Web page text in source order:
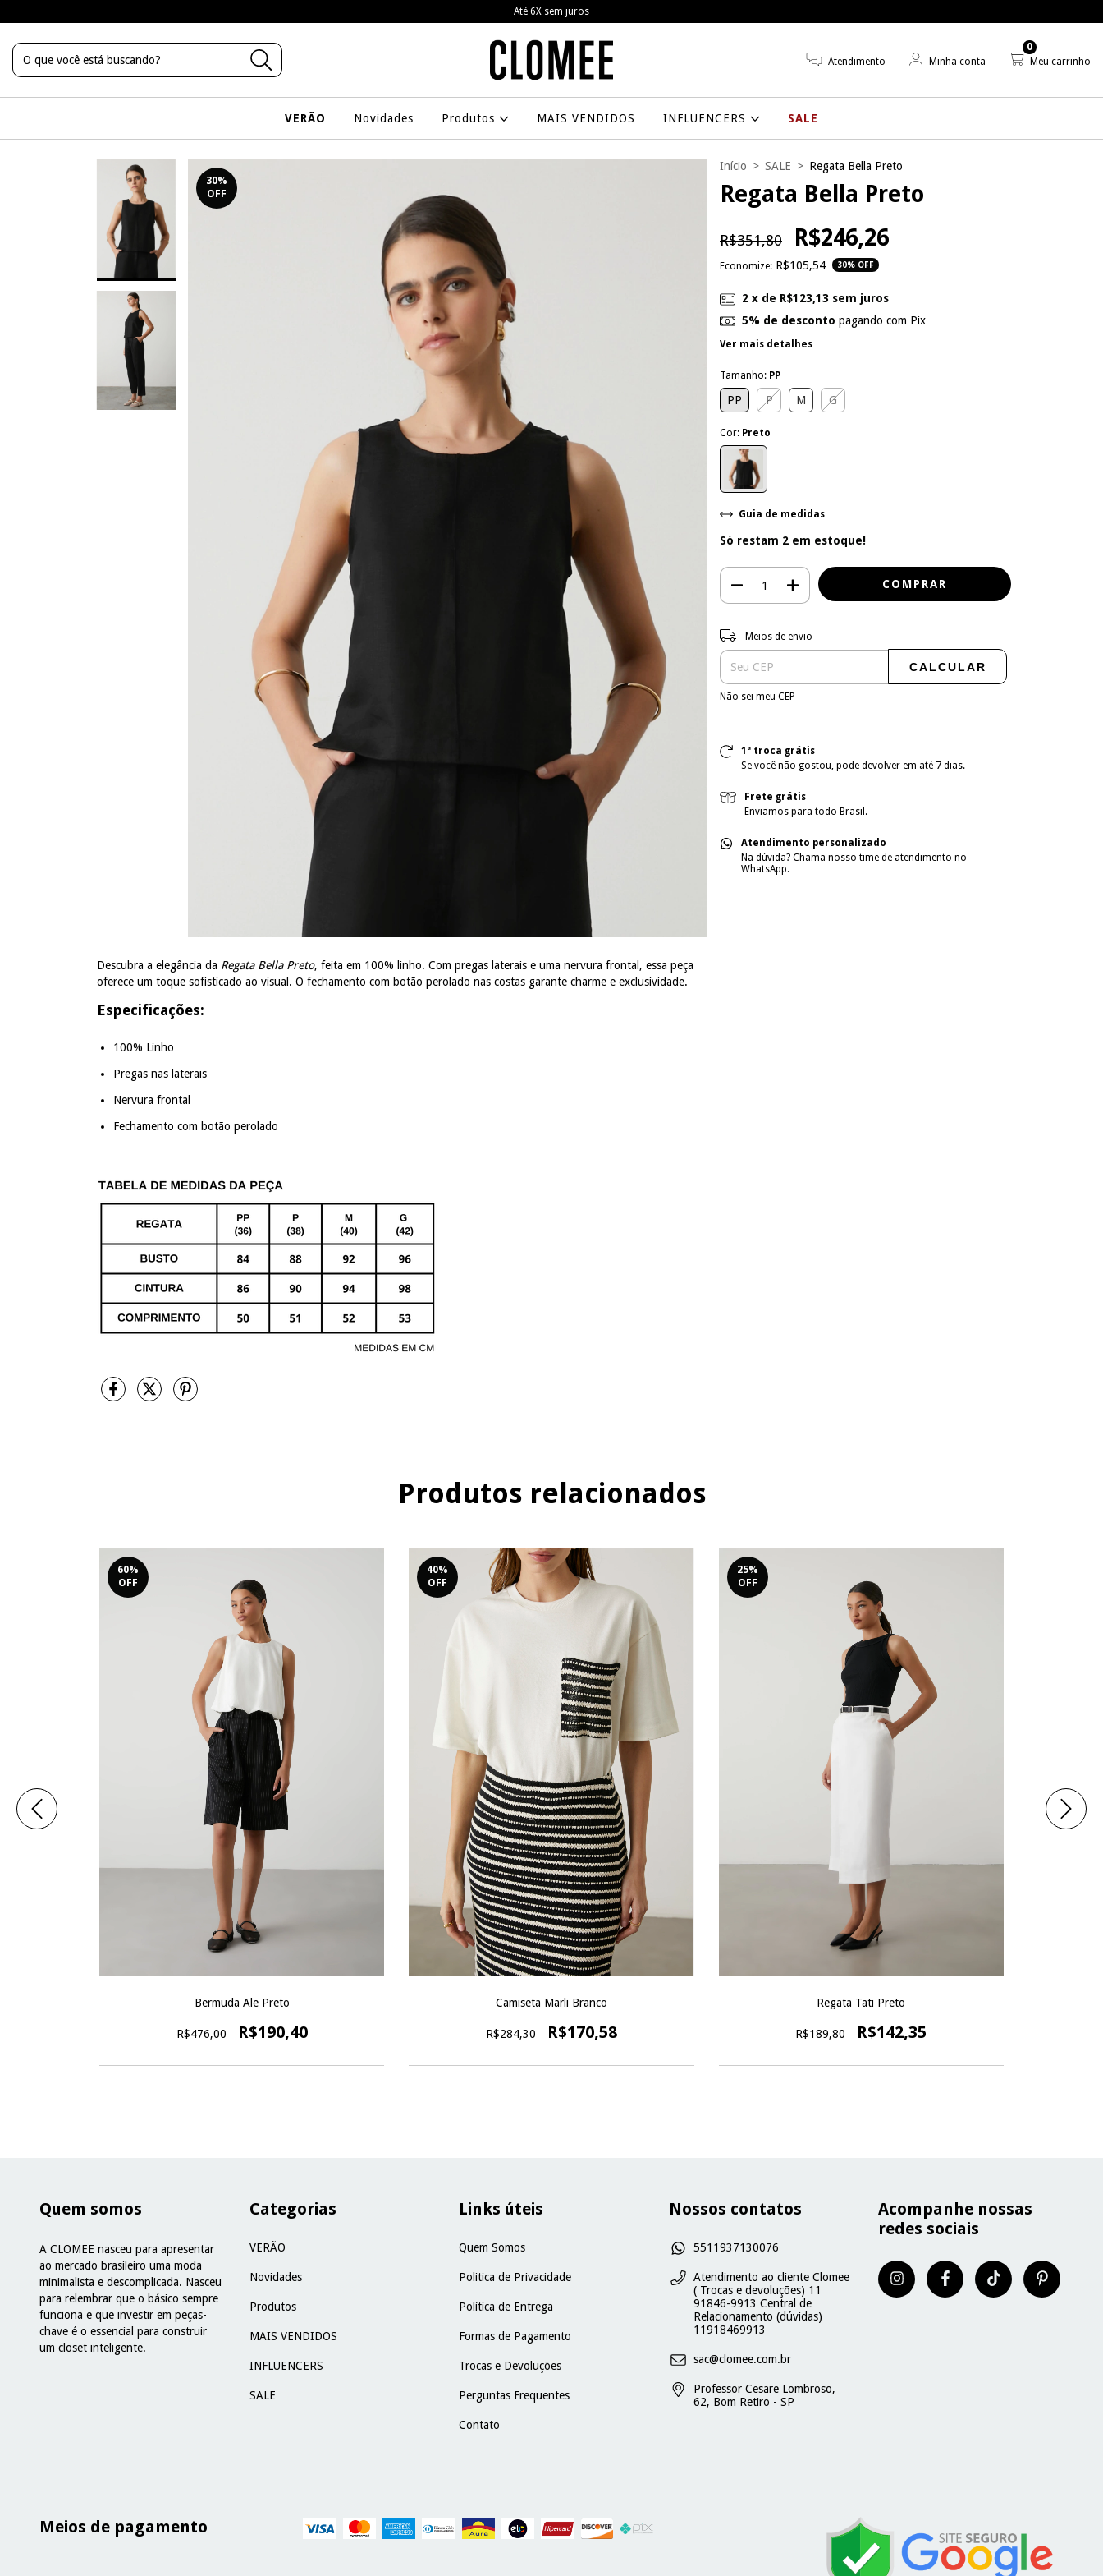
Frete grátis a partir de R$799,00
Atendimento Minha conta Meu carrinho
0
VERÃO Novidades Produtos MAIS VENDIDOS INFLUENCERS SALE
30%
OFF
Descubra a elegância da Regata Bella Preto, feita em 100% linho. Com pregas laterais e uma nervura frontal, essa peça
oferece um toque sofisticado ao visual. O fechamento com botão perolado nas costas garante charme e exclusividade.
Especificações:
100% Linho
Pregas nas laterais
Nervura frontal
Fechamento com botão perolado
Início > SALE > Regata Bella Preto
Regata Bella Preto
R$351,80 R$246,26
Economize: R$105,54 30% OFF
2 x de R$123,13 sem juros
5% de desconto pagando com Pix
Ver mais detalhes
Tamanho: PP
PP P M G
Cor: Preto
Guia de medidas
Só restam 2 em estoque!
Entregas para o CEP:
Meios de envio
CALCULAR
Não sei meu CEP
1ª troca grátis
Se você não gostou, pode devolver em até 7 dias.
Frete grátis
Enviamos para todo Brasil.
Atendimento personalizado
Na dúvida? Chama nosso time de atendimento no
WhatsApp.
Produtos relacionados
60%
OFF
Bermuda Ale Preto
R$476,00 R$190,40
40%
OFF
Camiseta Marli Branco
R$284,30 R$170,58
25%
OFF
Regata Tati Preto
R$189,80 R$142,35
Quem somos
A CLOMEE nasceu para apresentar
ao mercado brasileiro uma moda
minimalista e descomplicada. Nasceu
para relembrar que o básico sempre
funciona e que investir em peças-
chave é o essencial para construir
um closet inteligente.
Categorias
VERÃO
Novidades
Produtos
MAIS VENDIDOS
INFLUENCERS
SALE
Links úteis
Quem Somos
Politica de Privacidade
Política de Entrega
Formas de Pagamento
Trocas e Devoluções
Perguntas Frequentes
Contato
Nossos contatos
5511937130076
Atendimento ao cliente Clomee
( Trocas e devoluções) 11
91846-9913 Central de
Relacionamento (dúvidas)
11918469913
sac@clomee.com.br
Professor Cesare Lombroso,
62, Bom Retiro - SP
Acompanhe nossas
redes sociais
Meios de pagamento